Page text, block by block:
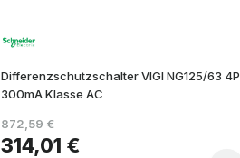
Differenzschutzschalter VIGI NG125/63 4P
300mA Klasse AC
314,01 €
872,59 €